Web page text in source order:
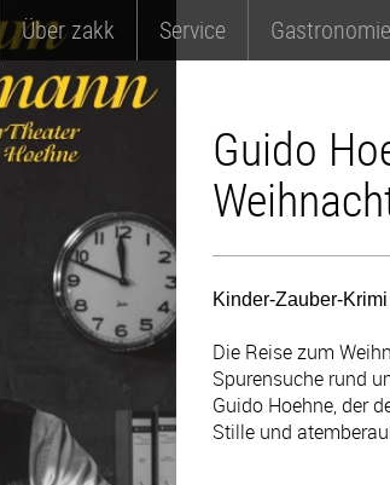
Über zakk Service Gastronomie
Guido
Kinder-Zauber-
Die Reise zum
Spurensuche rund
Guido Hoehne, der
Stille und